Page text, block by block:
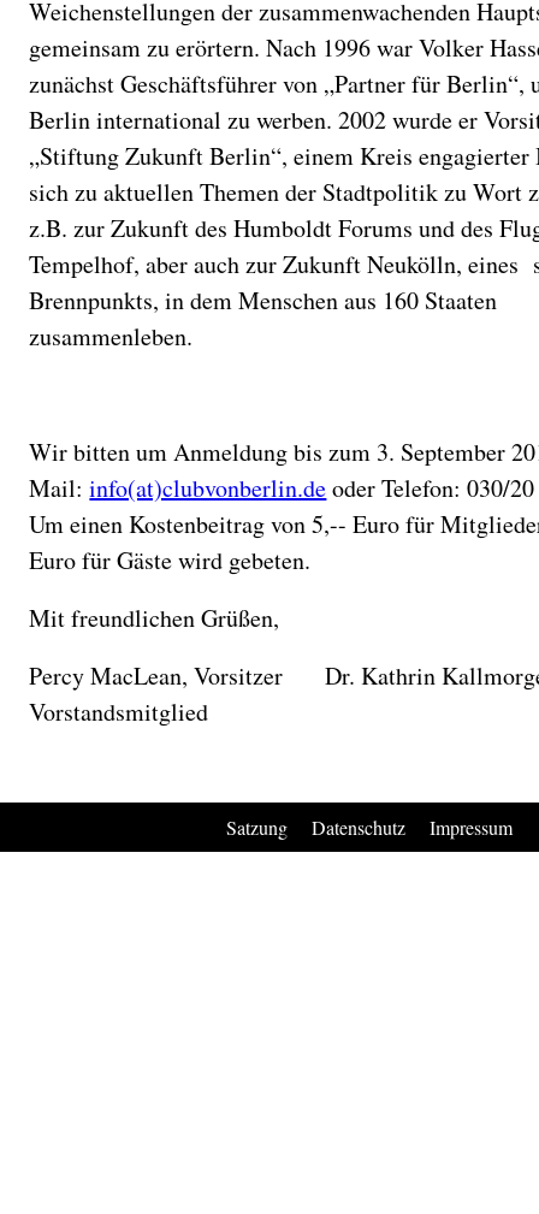
Weichenstellungen der zusammenwachenden
gemeinsam zu erörtern. Nach 1996 war Volker
zunächst Geschäftsführer von „Partner für Berlin“,
Berlin international zu werben. 2002 wurde er
„Stiftung Zukunft Berlin“, einem Kreis engagierter
sich zu aktuellen Themen der Stadtpolitik zu Wort
z.B. zur Zukunft des Humboldt Forums und des
Tempelhof, aber auch zur Zukunft Neukölln, eines
Brennpunkts, in dem Menschen aus 160 Staaten
zusammenleben.
Wir bitten um Anmeldung bis zum 3. September
Mail:info(at)clubvonberlin.deoder Telefon: 030/
Um einen Kostenbeitrag von 5,-- Euro für
Euro für Gäste wird gebeten.
Mit freundlichen Grüßen,
Percy MacLean, Vorsitzer Dr. Kathrin
Vorstandsmitglied
Satzung Datenschutz Impressum